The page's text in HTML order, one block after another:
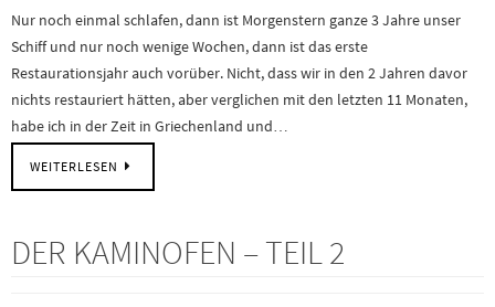
Nur noch einmal schlafen, dann ist Morgenstern ganze 3 Jahre unser
Schiff und nur noch wenige Wochen, dann ist das erste
Restaurationsjahr auch vorüber. Nicht, dass wir in den 2 Jahren davor
nichts restauriert hätten, aber verglichen mit den letzten 11 Monaten,
habe ich in der Zeit in Griechenland und…
WEITERLESEN
DER KAMINOFEN – TEIL 2